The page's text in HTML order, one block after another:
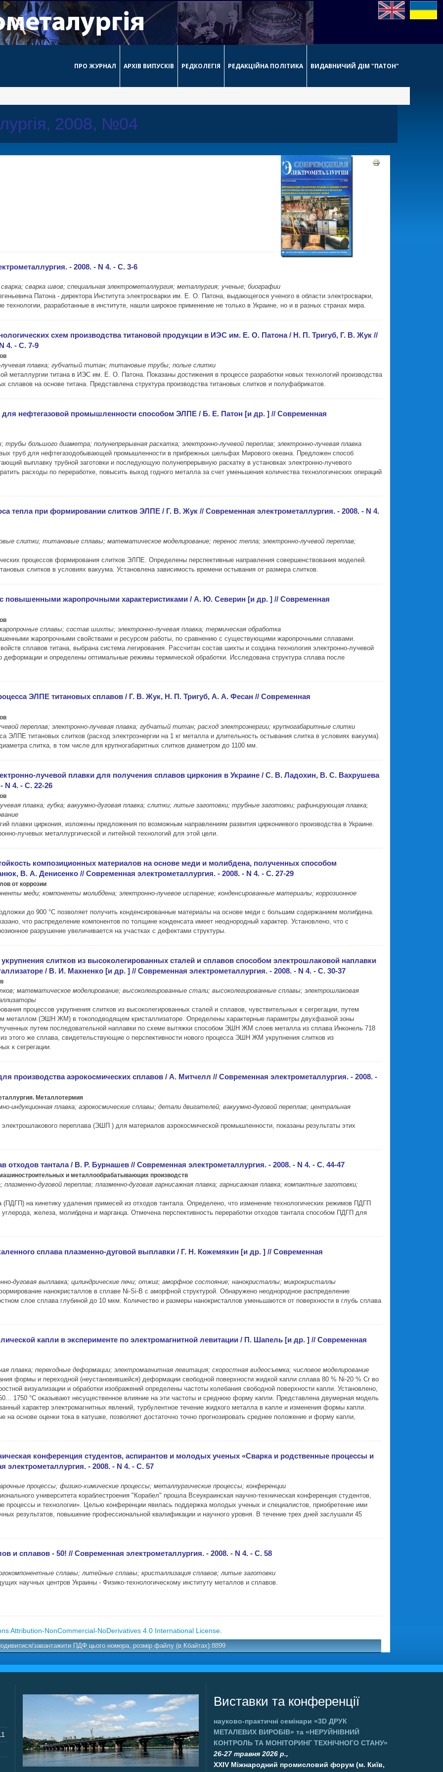
ПРО ЖУРНАЛ АРХІВ ВИПУСКІВ РЕДКОЛЕГІЯ РЕДАКЦІЙНА ПОЛІТИКА ВИДАВНИЧИЙ ДІМ "ПАТОН"
2008, №04
- 2008. - N 4. - С. 3-6
сварка швов; специальная электрометаллургия; металлургия; ученые; биографии
Патона - директора Института электросварки им. Е. О. Патона, выдающегося ученого в области электросварки,
разработанные в институте, нашли широкое применение не только в Украине, но и в разных странах мира.
схем производства титановой продукции в ИЭС им. Е. О. Патона / Н. П. Тригуб, Г. В. Жук //
4. - С. 7-9
плавка; губчатый титан; титановые трубы; полые слитки
металлургии титана в ИЭС им. Е. О. Патона. Показаны достижения в процессе разработки новых технологий производства
сплавов на основе титана. Представлена структура производства титановых слитков и полуфабрикатов.
для нефтегазовой промышленности способом ЭЛПЕ / Б. Е. Патон [и др. ] // Современная
большого диаметра; полунепрерывная раскатка; электронно-лучевой переплав; электронно-лучевая плавка
труб для нефтегазодобывающей промышленности в прибрежных шельфах Мирового океана. Предложен способ
выплавку трубной заготовки и последующую полунепрерывную раскатку в установках электронно-лучевого
расходы по переработке, повысить выход годного металла за счет уменьшения количества технологических операций
тепла при формировании слитков ЭЛПЕ / Г. В. Жук // Современная электрометаллургия. - 2008. - N 4.
слитки; титановые сплавы; математическое моделирование; перенос тепла; электронно-лучевой переплав;
процессов формирования слитков ЭЛПЕ. Определены перспективные направления совершенствования моделей.
слитков в условиях вакуума. Установлена зависимость времени остывания от размера слитков.
с повышенными жаропрочными характеристиками / А. Ю. Северин [и др. ] // Современная
сплавы; состав шихты; электронно-лучевая плавка; термическая обработка
жаропрочными свойствами и ресурсом работы, по сравнению с существующими жаропрочными сплавами.
сплавов титана, выбрана система легирования. Рассчитан состав шихты и создана технология электронно-лучевой
и определены оптимальные режимы термической обработки. Исследована структура сплава после
ЭЛПЕ титановых сплавов / Г. В. Жук, Н. П. Тригуб, А. А. Фесан // Современная
переплав; электронно-лучевая плавка; губчатый титан; расход электроэнергии; крупногабаритные слитки
ЭЛПЕ титановых слитков (расход электроэнергии на 1 кг металла и длительность остывания слитка в условиях вакуума).
слитка, в том числе для крупногабаритных слитков диаметром до 1100 мм.
лучевой плавки для получения сплавов циркония в Украине / С. В. Ладохин, В. С. Вахрушева
N 4. - С. 22-26
плавка; губка; вакуумно-дуговая плавка; слитки; литые заготовки; трубные заготовки; рафинирующая плавка;
плавки циркония, изложены предложения по возможным направлениям развития циркониевого производства в Украине.
лучевых металлургической и литейной технологий для этой цели.
композиционных материалов на основе меди и молибдена, полученных способом
В. А. Денисенко // Современная электрометаллургия. - 2008. - N 4. - С. 27-29
от коррозии
меди; компоненты молибдена; электронно-лучевое испарение; конденсированные материалы; коррозионное
до 900 °С позволяет получить конденсированные материалы на основе меди с большим содержанием молибдена.
что распределение компонентов по толщине конденсата имеет неоднородный характер. Установлено, что с
разрушение увеличивается на участках с дефектами структуры.
слитков из высоколегированных сталей и сплавов способом электрошлаковой наплавки
/ В. И. Махненко [и др. ] // Современная электрометаллургия. - 2008. - N 4. - С. 30-37
математическое моделирование; высоколегированные стали; высоколегированные сплавы; электрошлаковая
процессов укрупнения слитков из высоколегированных сталей и сплавов, чувствительных к сегрегации, путем
металлом (ЭШН ЖМ) в токоподводящем кристаллизаторе. Определены характерные параметры двухфазной зоны
путем последовательной наплавки по схеме вытяжки способом ЭШН ЖМ слоев металла из сплава Инконель 718
этого же сплава, свидетельствующие о перспективности нового процесса ЭШН ЖМ укрупнения слитков из
к сегрегации.
производства аэрокосмических сплавов / А. Митчелл // Современная электрометаллургия. - 2008. -
Металлотермия
индукционная плавка; аэрокосмические сплавы; детали двигателей; вакуумно-дуговой переплав; центральная
переплава (ЭШП ) для материалов аэрокосмической промышленности, показаны результаты этих
тантала / В. Р. Бурнашев // Современная электрометаллургия. - 2008. - N 4. - С. 44-47
и металлообрабатывающих производств
дуговой переплав; плазменно-дуговая гарнисажная плавка; гарнисажная плавка; компактные заготовки;
на кинетику удаления примесей из отходов тантала. Определено, что изменение технологических режимов ПДГП
железа, молибдена и марганца. Отмечена перспективность переработки отходов тантала способом ПДГП для
сплава плазменно-дуговой выплавки / Г. Н. Кожемякин [и др. ] // Современная
дуговая выплавка; цилиндрические печи; отжиг; аморфное состояние; нанокристаллы; микрокристаллы
нанокристаллов в сплаве Ni-Si-В с аморфной структурой. Обнаружено неоднородное распределение
слое сплава глубиной до 10 мкм. Количество и размеры нанокристаллов уменьшаются от поверхности в глубь сплава
капли в эксперименте по электромагнитной левитации / П. Шапель [и др. ] // Современная
плавка; переходные деформации; электромагнитная левитация; скоростная видеосъемка; числовое моделирование
формы и переходной (неустановившейся) деформации свободной поверхности жидкой капли сплава 80 % Ni-20 % Сr во
визуализации и обработки изображений определены частоты колебания свободной поверхности капли. Установлено,
1750 °С оказывают несущественное влияние на эти частоты и среднюю форму капли. Представлена двумерная модель
характер электромагнитных явлений, турбулентное течение жидкого металла в капле и изменения формы капли.
на основе оценки тока в катушке, позволяют достаточно точно прогнозировать среднее положение и форму капли,
конференция студентов, аспирантов и молодых ученых «Сварка и родственные процессы и
электрометаллургия. - 2008. - N 4. - С. 57
процессы; физико-химические процессы; металлургические процессы; конференции
университета кораблестроения "Корабел" прошла Всеукраинская научно-техническая конференция студентов,
процессы и технологии». Целью конференции явилась поддержка молодых ученых и специалистов, приобретение ими
результатов, повышение профессиональной квалификации и научного уровня. В течение трех дней заслушали 45
и сплавов - 50! // Современная электрометаллургия. - 2008. - N 4. - С. 58
сплавы; литейные сплавы; кристаллизация сплавов; литые заготовки
научных центров Украины - Физико-технологическому институту металлов и сплавов.
Attribution-NonCommercial-NoDerivatives 4.0 International License
завантажити ПДФ цього номера, розмір файлу (в Кбайтах):8899
Виставки та конференції
науково-практичні семінари«3D ДРУК
МЕТАЛЕВИХ ВИРОБІВ» та«НЕРУЙНІВНИЙ
КОНТРОЛЬ ТА МОНІТОРИНГ ТЕХНІЧНОГО СТАНУ»
26-27 травня 2026 р.,
XXIV Міжнародний промисловий форум (м. Київ,